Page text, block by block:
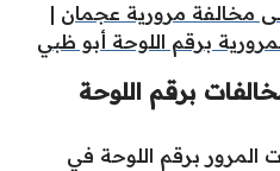
مخالفة مرورية عجمان |
برقم اللوحة أبو ظبي
برقم اللوحة
المرور برقم اللوحة في